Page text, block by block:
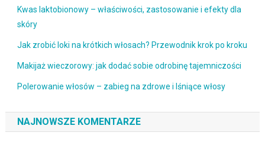
Kwas laktobionowy – właściwości, zastosowanie i efekty dla
skóry
Jak zrobić loki na krótkich włosach? Przewodnik krok po kroku
Makijaż wieczorowy: jak dodać sobie odrobinę tajemniczości
Polerowanie włosów – zabieg na zdrowe i lśniące włosy
NAJNOWSZE KOMENTARZE